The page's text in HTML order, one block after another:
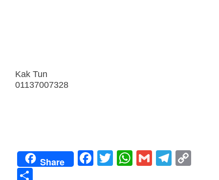
Kak Tun
01137007328
Share F T W G T